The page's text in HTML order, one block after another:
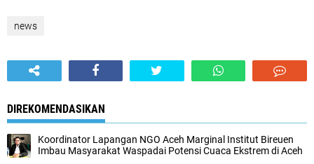
news
DIREKOMENDASIKAN
Koordinator Lapangan NGO Aceh Marginal Institut Bireuen
Imbau Masyarakat Waspadai Potensi Cuaca Ekstrem di Aceh